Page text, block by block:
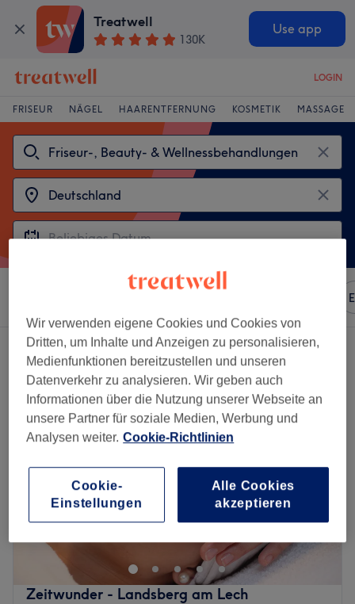
Treatwell
130K
Use app
LOGIN
FRISEUR NÄGEL HAARENTFERNUNG KOSMETIK MASSAGE
Wähle aus 2 zeitwunder Salons in Deutschland
Zeitwunder - Landsberg am Lech
Wir verwenden eigene Cookies und Cookies von
Dritten, um Inhalte und Anzeigen zu personalisieren,
Medienfunktionen bereitzustellen und unseren
Datenverkehr zu analysieren. Wir geben auch
Informationen über die Nutzung unserer Webseite an
unsere Partner für soziale Medien, Werbung und
Analysen weiter. Cookie-Richtlinien
Cookie-
Einstellungen
Alle Cookies
akzeptieren